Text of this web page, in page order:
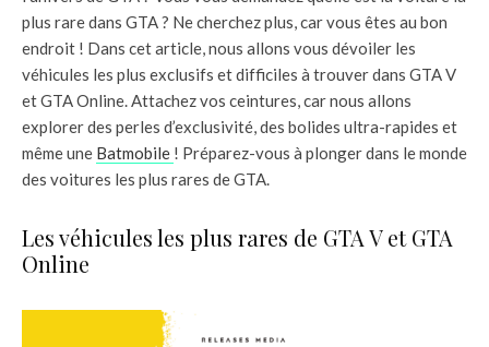
plus rare dans GTA ? Ne cherchez plus, car vous êtes au bon
endroit ! Dans cet article, nous allons vous dévoiler les
véhicules les plus exclusifs et difficiles à trouver dans GTA V
et GTA Online. Attachez vos ceintures, car nous allons
explorer des perles d’exclusivité, des bolides ultra-rapides et
même une Batmobile ! Préparez-vous à plonger dans le monde
des voitures les plus rares de GTA.
Les véhicules les plus rares de GTA V et GTA
Online